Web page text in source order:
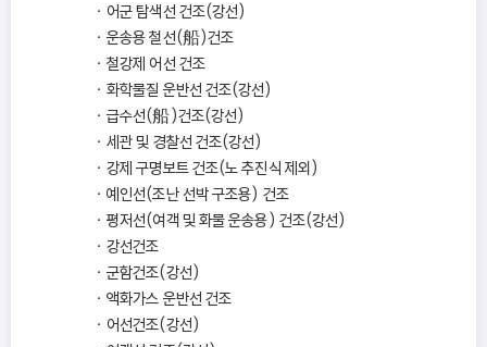
어군 탐색선 건조(강선)
운송용 철선(船)건조
철강제 어선 건조
화학물질 운반선 건조(강선)
급수선(船)건조(강선)
세관 및 경찰선 건조(강선)
강제 구명보트 건조(노 추진식 제외)
예인선(조난 선박 구조용) 건조
평저선(여객 및 화물 운송용) 건조(강선)
강선건조
군함건조(강선)
액화가스 운반선 건조
어선건조(강선)